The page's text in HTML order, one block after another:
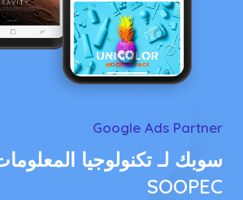
Google Ads Partner
سوبك لـ تكنولوجيا
SOOPEC